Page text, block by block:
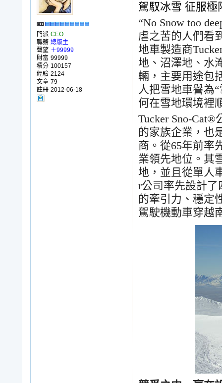
門派 CEO
職務 總版主
聲望 ＋99999
財富 99999
積分 100157
經驗 2124
文章 79
註冊 2012-06-18
駕馭冰雪 征服極
“No Snow too
虐之苦的人們看
地車製造商
地、沼澤地、水
輛，主要用途包
人把雪地車譽為“
何在雪地環境裡
Tucker Sno-Cat®
的家族企業，也
商。從65年前率
業領先地位。其
地，並且從單人
r公司率先設計了
的牽引力、穩定
駕駛機動車穿越